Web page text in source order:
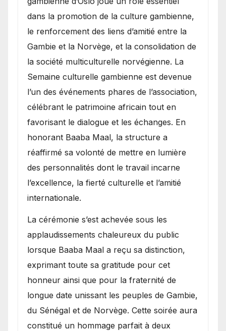
dans la promotion de la culture gambienne,
le renforcement des liens d’amitié entre la
Gambie et la Norvège, et la consolidation de
la société multiculturelle norvégienne. La
Semaine culturelle gambienne est devenue
l’un des événements phares de l’association,
célébrant le patrimoine africain tout en
favorisant le dialogue et les échanges. En
honorant Baaba Maal, la structure a
réaffirmé sa volonté de mettre en lumière
des personnalités dont le travail incarne
l’excellence, la fierté culturelle et l’amitié
internationale.
​La cérémonie s’est achevée sous les
applaudissements chaleureux du public
lorsque Baaba Maal a reçu sa distinction,
exprimant toute sa gratitude pour cet
honneur ainsi que pour la fraternité de
longue date unissant les peuples de Gambie,
du Sénégal et de Norvège. Cette soirée aura
constitué un hommage parfait à deux